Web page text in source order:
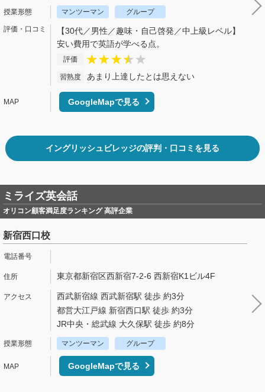
マンツーマン グループ
【30代／男性／趣味・自己啓発／中上級レベル】
安い費用で英語が学べる点。
評価
習熟度 あまり上達したとは思えない
GoogleMapで見る
イングリッシュビレッジの評判・口コミを見る
ミライズ英会話
オリコン顧客満足度ランキング 高評企業
新宿西口校
東京都新宿区西新宿7-2-6 西新宿K1ビル4F
西武新宿線 西武新宿駅 徒歩 約3分
都営大江戸線 新宿西口駅 徒歩 約3分
JR中央・総武線 大久保駅 徒歩 約8分
マンツーマン グループ
GoogleMapで見る